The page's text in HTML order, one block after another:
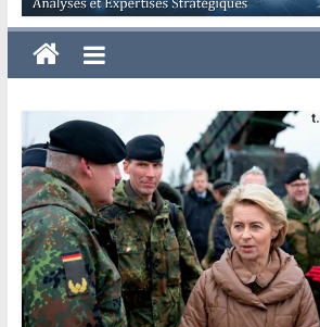
Expertise
et
Analyses